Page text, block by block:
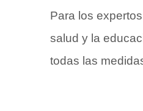
Para los
salud y la
todas las